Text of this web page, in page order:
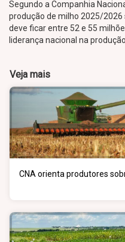
Segundo a Companhia
produção de milho 2025/
deve ficar entre 52 e 55
liderança nacional na
Veja mais
CNA orienta produtores